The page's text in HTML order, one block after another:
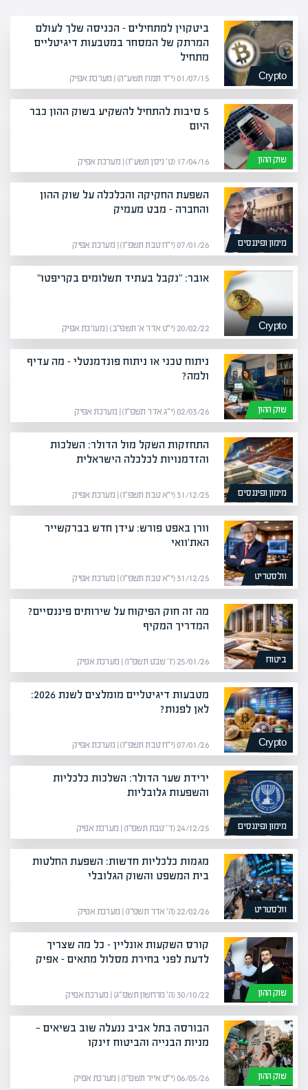
Crypto
ביטקוין למתחילים – הכניסה שלך לעולם
המרתק של המסחר במטבעות דיגיטליים
מתחיל
01/07/15 (י״ד תמוז תשע״ה) | מערכת אפיק
שוק ההון
5 סיבות להתחיל להשקיע בשוק ההון כבר
היום
17/04/16 (ט׳ ניסן תשע״ו) | מערכת אפיק
מימון ופיננסים
השפעת החקיקה והכלכלה על שוק ההון
והחברה – מבט מעמיק
07/01/26 (י״ח טבת תשפ״ו) | מערכת אפיק
Crypto
אובר: "נקבל בעתיד תשלומים בקריפטו"
20/02/22 (י״ט אדר א׳ תשפ״ב) | מערכת אפיק
שוק ההון
ניתוח טכני או ניתוח פונדמנטלי – מה עדיף
ולמה?
02/03/26 (י״ג אדר תשפ״ו) | מערכת אפיק
מימון ופיננסים
התחזקות השקל מול הדולר: השלכות
והזדמנויות לכלכלה הישראלית
31/12/25 (י״א טבת תשפ״ו) | מערכת אפיק
וולסטריט
וורן באפט פורש: עידן חדש בברקשייר
האת'וואי
31/12/25 (י״א טבת תשפ״ו) | מערכת אפיק
ביטוח
מה זה חוק הפיקוח על שירותים פיננסיים?
המדריך המקיף
25/01/26 (ז׳ שבט תשפ״ו) | מערכת אפיק
Crypto
מטבעות דיגיטליים מומלצים לשנת 2026:
לאן לפנות?
07/01/26 (י״ח טבת תשפ״ו) | מערכת אפיק
מימון ופיננסים
ירידת שער הדולר: השלכות כלכליות
והשפעות גלובליות
24/12/25 (ד׳ טבת תשפ״ו) | מערכת אפיק
וולסטריט
מגמות כלכליות חדשות: השפעת החלטות
בית המשפט והשוק הגלובלי
22/02/26 (ה׳ אדר תשפ״ו) | מערכת אפיק
שוק ההון
קורס השקעות אונליין – כל מה שצריך
לדעת לפני בחירת מסלול מתאים – אפיק
30/10/22 (ה׳ מרחשון תשפ״ג) | מערכת אפיק
שוק ההון
הבורסה בתל אביב ננעלה שוב בשיאים —
מניות הבנייה והביטוח זינקו
06/05/26 (י״ט אייר תשפ״ו) | מערכת אפיק